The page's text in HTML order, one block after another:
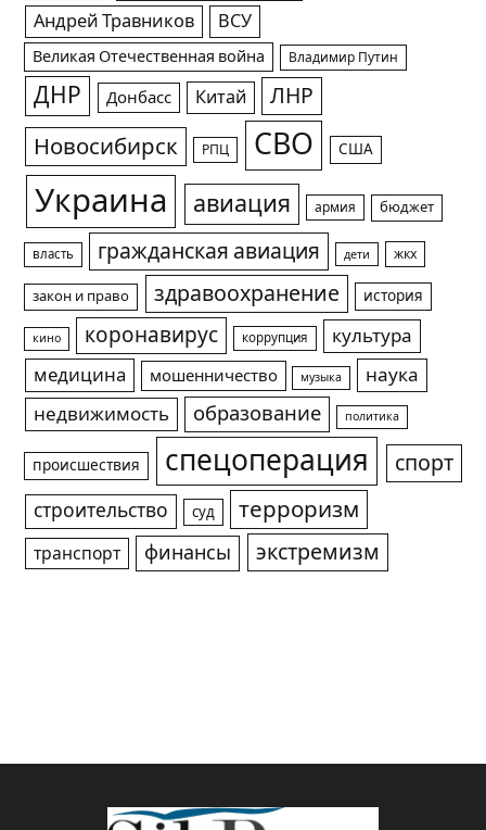
Андрей Травников ВСУ
Великая Отечественная война Владимир Путин
ДНР Донбасс Китай ЛНР
Новосибирск РПЦ СВО США
Украина авиация армия бюджет
власть гражданская авиация дети жкх
закон и право здравоохранение история
кино коронавирус коррупция
культура
медицина
мошенничество музыка
наука
недвижимость
образование политика
происшествия спецоперация спорт
строительство суд терроризм
транспорт финансы экстремизм